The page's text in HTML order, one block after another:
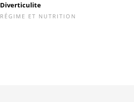
Diverticulite
RÉGIME ET NUTRITION